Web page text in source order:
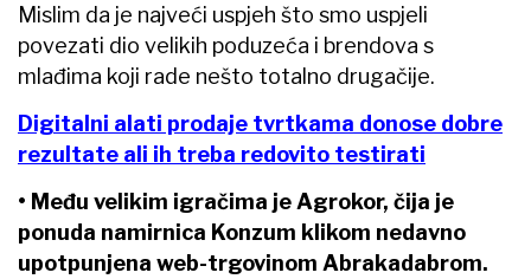
Mislim da je najveći uspjeh što smo uspjeli
povezati dio velikih poduzeća i brendova s
mlađima koji rade nešto totalno drugačije.
Digitalni alati prodaje tvrtkama donose dobre
rezultate ali ih treba redovito testirati
• Među velikim igračima je Agrokor, čija je
ponuda namirnica Konzum klikom nedavno
upotpunjena web-trgovinom Abrakadabrom.